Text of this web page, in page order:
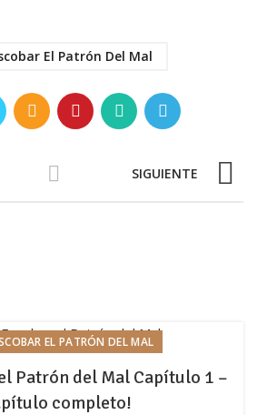
El Patrón Del Mal
SIGUIENTE
EL PATRÓN DEL MAL
Patrón del Mal Capítulo 1 –
completo!